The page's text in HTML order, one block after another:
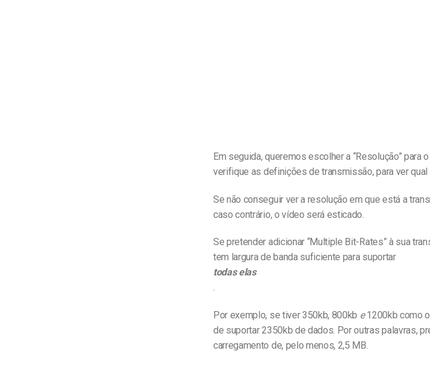
Em seguida, queremos escolher a “Resolução” para
verifique as definições de transmissão, para ver
Se não conseguir ver a resolução em que está a
caso contrário, o vídeo será esticado.
Se pretender adicionar “Multiple Bit-Rates” à sua
tem largura de banda suficiente para suportar
todas elas
.
Por exemplo, se tiver 350kb, 800kb e1200kb como
de suportar 2350kb de dados. Por outras palavras,
carregamento de, pelo menos, 2,5 MB.